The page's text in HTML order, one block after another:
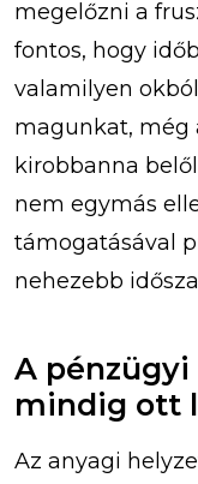
megelőzni a
fontos, hogy
valamilyen
magunkat, még
kirobbanna
nem egymás
támogatásával
nehezebb
A
mindig ott
Az anyagi